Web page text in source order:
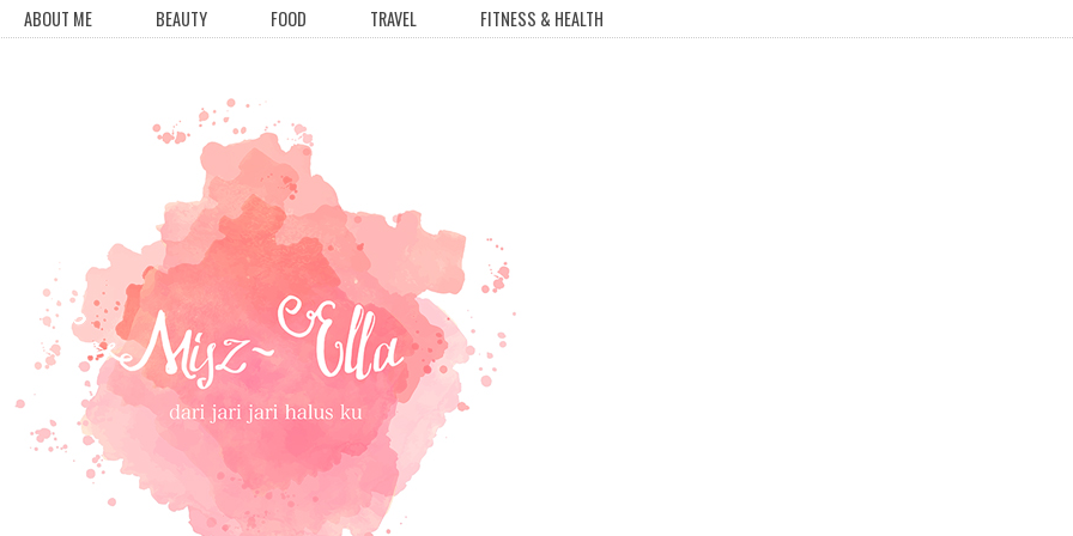
ABOUT ME BEAUTY FOOD TRAVEL FITNESS & HEALTH